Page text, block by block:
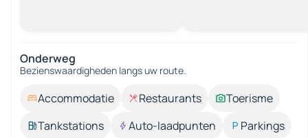
Onderweg
Bezienswaardigheden langs uw route.
Accommodatie Restaurants
Toerisme
Tankstations
Auto-laadpunten
Parkings